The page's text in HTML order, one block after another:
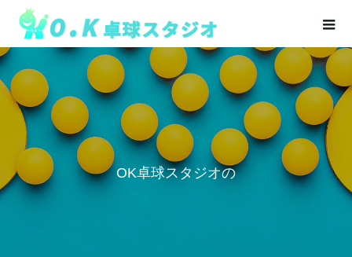
OK卓球スタ ジオの